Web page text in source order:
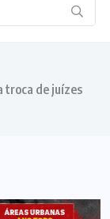
troca de juízes